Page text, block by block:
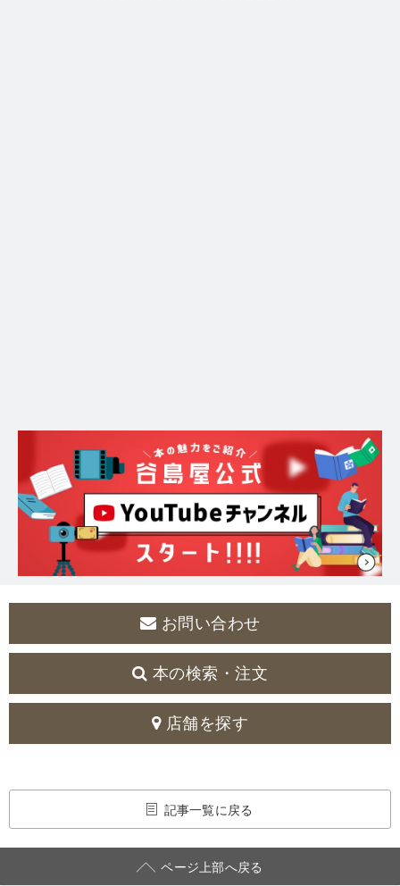
お問い合わせ
本の検索・注文
店舗を探す
記事一覧に戻る
ページ上部へ戻る